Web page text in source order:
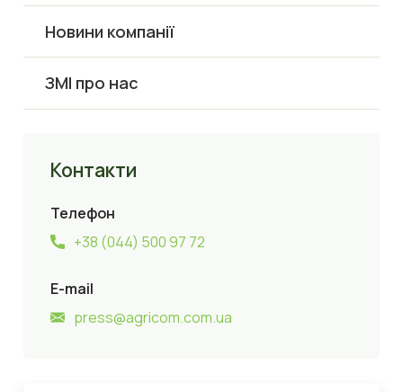
Новини компанії
ЗМІ про нас
Контакти
Телефон
+38 (044) 500 97 72
E-mail
press@agricom.com.ua